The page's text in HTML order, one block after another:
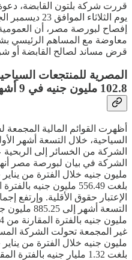
قررت شركة بلتون القابضة، دعوة
يوم الثلاثاء
إفصاح لبورصة مصر، أن
معاوضة مع المساهم الرئيسي
قرض مساند لصالح القابضة أو
المصرية للمنتجعات
102.8 مليون جنيه في 9 أشهر
أظهرت القوائم المالية
السياحية، خلال التسعة أشهر
الشركة من الخسائر إلى
الإعتبار حقوق الأقلية. وإرتفع
بلغت 1.32 مليار جنيه بالفترة المقارنة من العام الماضي.